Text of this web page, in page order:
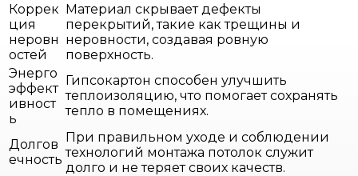
Коррек
ция
неровн
остей
Материал скрывает дефекты
перекрытий, такие как трещины и
неровности, создавая ровную
поверхность.
Энерго
эффект
ивност
ь
Гипсокартон способен улучшить
теплоизоляцию, что помогает сохранять
тепло в помещениях.
Долгов
ечность
При правильном уходе и соблюдении
технологий монтажа потолок служит
долго и не теряет своих качеств.